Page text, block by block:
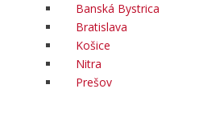
Banská Bystrica
Bratislava
Košice
Nitra
Prešov